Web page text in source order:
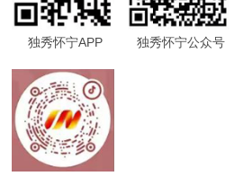
独秀怀宁APP 独秀怀宁公众号